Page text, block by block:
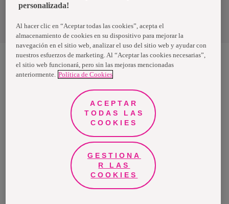
Términos y condiciones
Nosotras, una marca de Essity - una compañía global líder en
mundo, utilizan nuestros productos, servicios y soluciones. Nuestro
propósito es romper barreras por el bienestar en beneficio de
consumidores, pacientes, cuidadores, clientes y la sociedad en
general. Vendemos en aproximadamente 150 países bajo las
principales marcas globales TENA y Tork, así como otras marcas
como Actimove, Cutimed, JOBST, Knix, Leukoplast, Libero, Libresse,
Lotus, Modibodi, Nosotras, Saba, Tempo, TOM Organic y Zewa. En
2024, Essity tuvo ventas de aproximadamente 13 mil millones de
euros y empleó a 36,000 personas. La sede de la compañía está
ubicada en Estocolmo, Suecia, y Essity cotiza en Nasdaq Estocolmo.
Más información en www.essity.com.
personalizada!
Al hacer clic en “Aceptar todas las cookies”, acepta el
almacenamiento de cookies en su dispositivo para mejorar la
navegación en el sitio web, analizar el uso del sitio web y ayudar con
nuestros esfuerzos de marketing. Al “Aceptar las cookies necesarias”,
el sitio web funcionará, pero sin las mejoras mencionadas
anteriormente. Política de Cookies
ACEPTAR
TODAS LAS
COOKIES
GESTIONA
R LAS
COOKIES